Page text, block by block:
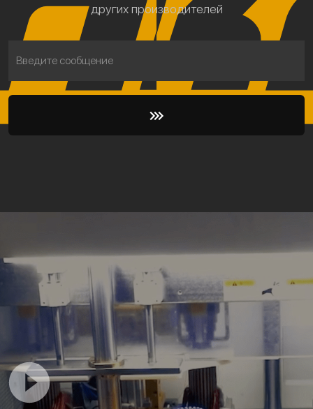
других производителей
Введите сообщение